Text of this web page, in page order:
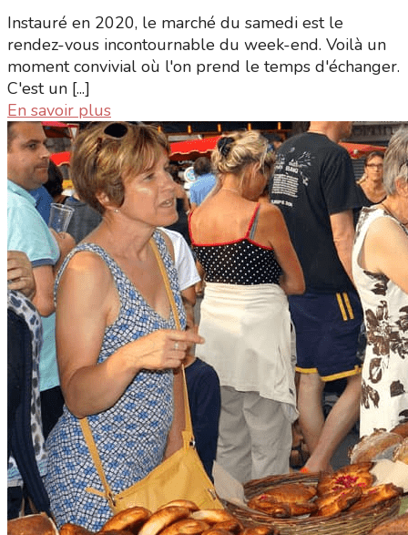
Instauré en 2020, le marché du samedi est le
rendez-vous incontournable du week-end. Voilà un
moment convivial où l'on prend le temps d'échanger.
C'est un [...]
En savoir plus